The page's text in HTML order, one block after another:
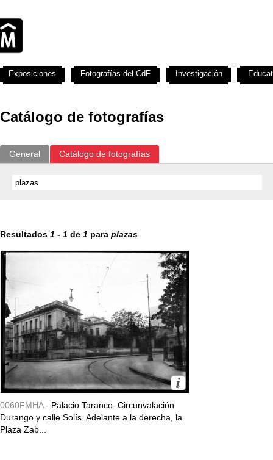
Catálogo de fotografías
General Catálogo de fotografías
Resultados 1 - 1 de 1 para plazas
0060FMHA - Palacio Taranco. Circunvalación
Durango y calle Solís. Adelante a la derecha, la
Plaza Zab...
Exposiciones Fotografías del CdF Investigación